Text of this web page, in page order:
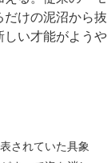
だけの泥沼から抜
しい才能がようや
されていた具象